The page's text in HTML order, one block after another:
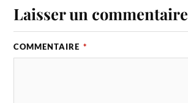
Laisser un commentaire
COMMENTAIRE *